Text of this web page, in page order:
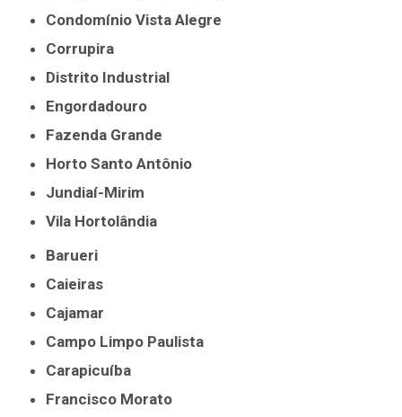
Condomínio Vista Alegre
Corrupira
Distrito Industrial
Engordadouro
Fazenda Grande
Horto Santo Antônio
Jundiaí-Mirim
Vila Hortolândia
Barueri
Caieiras
Cajamar
Campo Limpo Paulista
Carapicuíba
Francisco Morato